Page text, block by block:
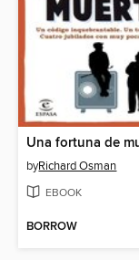
Una fortuna de
byRichard Osman
EBOOK
BORROW